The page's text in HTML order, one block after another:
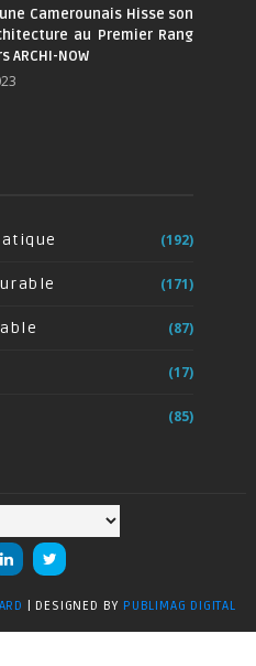
Camerounais Hisse son
au Premier Rang
ARCHI-NOW
(192)
(171)
(87)
(17)
(85)
| DESIGNED BY PUBLIMAG DIGITAL